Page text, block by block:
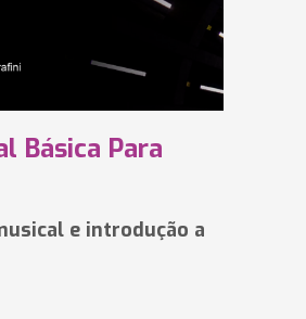
Básica Para
e introdução a